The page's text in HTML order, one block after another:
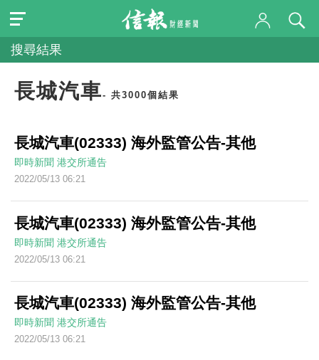
搜尋結果
長城汽車- 共3000個結果
長城汽車(02333) 海外監管公告-其他
即時新聞 港交所通告
2022/05/13 06:21
長城汽車(02333) 海外監管公告-其他
即時新聞 港交所通告
2022/05/13 06:21
長城汽車(02333) 海外監管公告-其他
即時新聞 港交所通告
2022/05/13 06:21